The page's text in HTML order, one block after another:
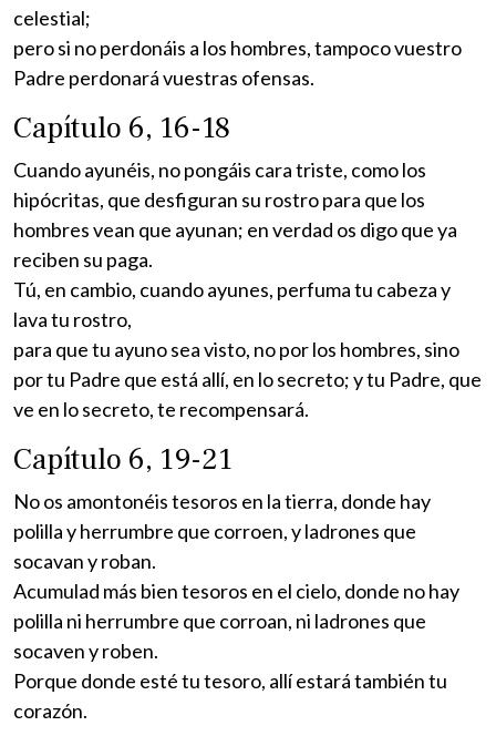
celestial;
pero si no perdonáis a los hombres, tampoco vuestro
Padre perdonará vuestras ofensas.
Capítulo 6, 16-18
Cuando ayunéis, no pongáis cara triste, como los
hipócritas, que desfiguran su rostro para que los
hombres vean que ayunan; en verdad os digo que ya
reciben su paga.
Tú, en cambio, cuando ayunes, perfuma tu cabeza y
lava tu rostro,
para que tu ayuno sea visto, no por los hombres, sino
por tu Padre que está allí, en lo secreto; y tu Padre, que
ve en lo secreto, te recompensará.
Capítulo 6, 19-21
No os amontonéis tesoros en la tierra, donde hay
polilla y herrumbre que corroen, y ladrones que
socavan y roban.
Acumulad más bien tesoros en el cielo, donde no hay
polilla ni herrumbre que corroan, ni ladrones que
socaven y roben.
Porque donde esté tu tesoro, allí estará también tu
corazón.